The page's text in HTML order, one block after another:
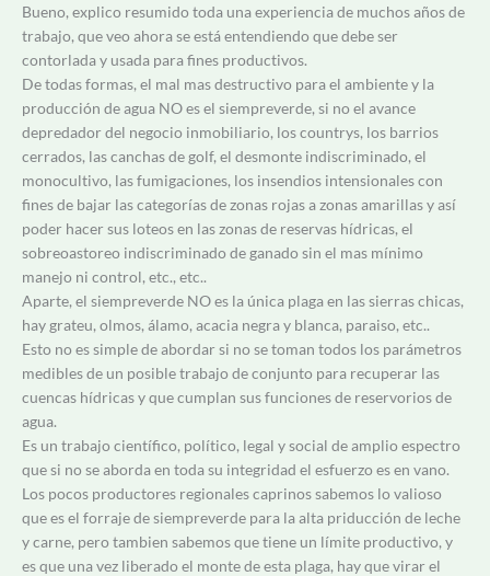
Bueno, explico resumido toda una experiencia de muchos años de
trabajo, que veo ahora se está entendiendo que debe ser
contorlada y usada para fines productivos.
De todas formas, el mal mas destructivo para el ambiente y la
producción de agua NO es el siempreverde, si no el avance
depredador del negocio inmobiliario, los countrys, los barrios
cerrados, las canchas de golf, el desmonte indiscriminado, el
monocultivo, las fumigaciones, los insendios intensionales con
fines de bajar las categorías de zonas rojas a zonas amarillas y así
poder hacer sus loteos en las zonas de reservas hídricas, el
sobreoastoreo indiscriminado de ganado sin el mas mínimo
manejo ni control, etc., etc..
Aparte, el siempreverde NO es la única plaga en las sierras chicas,
hay grateu, olmos, álamo, acacia negra y blanca, paraiso, etc..
Esto no es simple de abordar si no se toman todos los parámetros
medibles de un posible trabajo de conjunto para recuperar las
cuencas hídricas y que cumplan sus funciones de reservorios de
agua.
Es un trabajo científico, político, legal y social de amplio espectro
que si no se aborda en toda su integridad el esfuerzo es en vano.
Los pocos productores regionales caprinos sabemos lo valioso
que es el forraje de siempreverde para la alta priducción de leche
y carne, pero tambien sabemos que tiene un límite productivo, y
es que una vez liberado el monte de esta plaga, hay que virar el